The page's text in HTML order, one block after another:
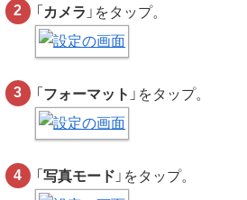
「 カメラ 」をタップ。
「 フォーマット 」をタップ。
「写真モード 」をタップ。